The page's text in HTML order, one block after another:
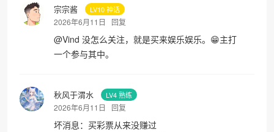
宗宗酱 LV10 神话
2026年6月11日 回复
@Vind 没怎么关注，就是买来娱乐娱乐。😁主打
一个参与其中。
秋风于渭水 LV4 熟练
2026年6月11日 回复
坏消息：买彩票从来没赚过